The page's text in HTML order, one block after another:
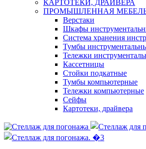
КАРТОТЕКИ, ДРАЙВЕРА
ПРОМЫШЛЕННАЯ
Верстаки
Шкафы
Система хранения
Тумбы
Тележки
Кассетницы
Стойки подкатные
Тумбы компьютерные
Тележки компьютерные
Сейфы
Картотеки, драйвера